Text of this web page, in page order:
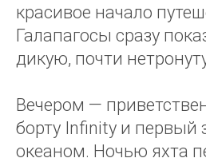
красивое начало
Галапагосы сразу
дикую, почти
Вечером —
борту Infinity и первый
океаном. Ночью яхта